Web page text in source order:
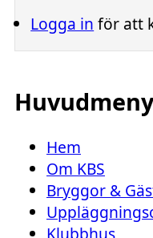
Logga in för att
Huvudmeny
Hem
Om KBS
Bryggor &
Klubbhus